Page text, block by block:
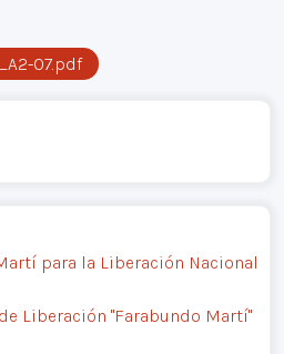
07.pdf
para la Liberación Nacional
Liberación "Farabundo Martí"